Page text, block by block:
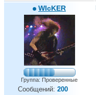
WIcKER
Группа: Проверенные
Сообщений: 200